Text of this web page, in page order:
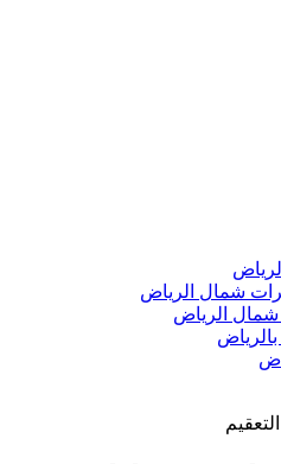
شمال الرياض
الرياض